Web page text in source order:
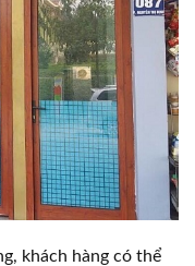
khách hàng có thể